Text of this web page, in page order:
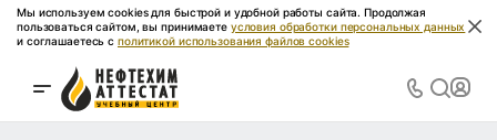
Мы используем cookies для быстрой и удобной работы сайта. Продолжая
пользоваться сайтом, вы принимаете условия обработки персональных данных
и соглашаетесь с политикой использования файлов cookies